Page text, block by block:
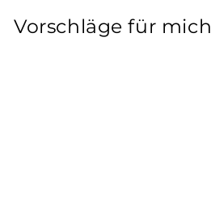
Vorschläge für mich